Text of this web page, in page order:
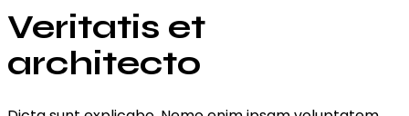
Veritatis et
architecto